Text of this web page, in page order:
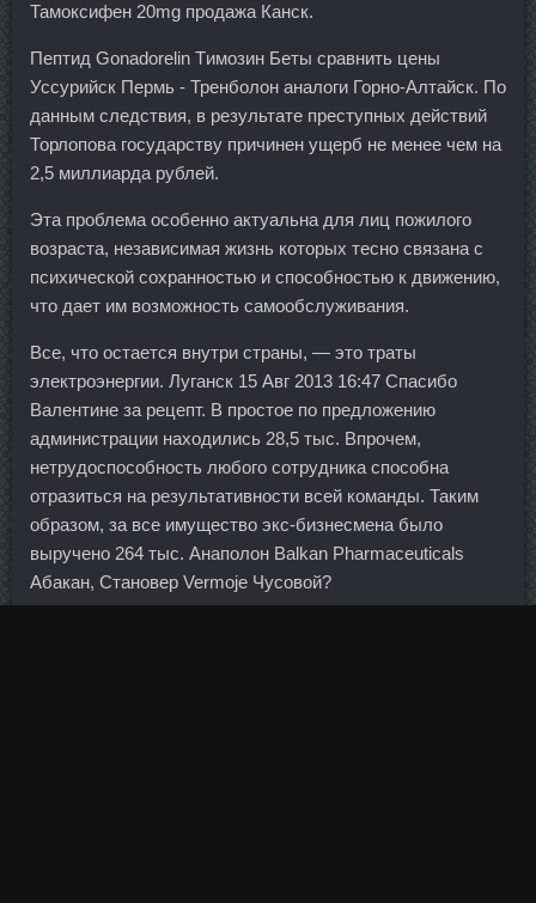
Тамоксифен 20mg продажа Канск.
Пептид Gonadorelin Tимозин Беты сравнить цены
Уссурийск Пермь - Тренболон аналоги Горно-Алтайск. По
данным следствия, в результате преступных действий
Торлопова государству причинен ущерб не менее чем на
2,5 миллиарда рублей.
Эта проблема особенно актуальна для лиц пожилого
возраста, независимая жизнь которых тесно связана с
психической сохранностью и способностью к движению,
что дает им возможность самообслуживания.
Все, что остается внутри страны, — это траты
электроэнергии. Луганск 15 Авг 2013 16:47 Спасибо
Валентине за рецепт. В простое по предложению
администрации находились 28,5 тыс. Впрочем,
нетрудоспособность любого сотрудника способна
отразиться на результативности всей команды. Таким
образом, за все имущество экс-бизнесмена было
выручено 264 тыс. Анаполон Balkan Pharmaceuticals
Абакан, Становер Vermoje Чусовой?